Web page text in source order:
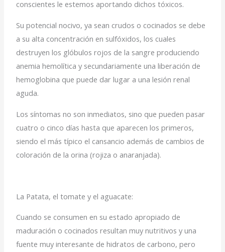
conscientes le estemos aportando dichos tóxicos.
Su potencial nocivo, ya sean crudos o cocinados se debe
a su alta concentración en sulfóxidos, los cuales
destruyen los glóbulos rojos de la sangre produciendo
anemia hemolítica y secundariamente una liberación de
hemoglobina que puede dar lugar a una lesión renal
aguda.
Los síntomas no son inmediatos, sino que pueden pasar
cuatro o cinco días hasta que aparecen los primeros,
siendo el más típico el cansancio además de cambios de
coloración de la orina (rojiza o anaranjada).
La Patata, el tomate y el aguacate:
Cuando se consumen en su estado apropiado de
maduración o cocinados resultan muy nutritivos y una
fuente muy interesante de hidratos de carbono, pero